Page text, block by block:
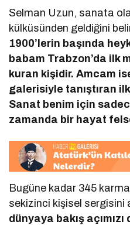
Selman Uzun, sanata
külküsünden geldiğini
1900’lerin başında
babam Trabzon’da ilk
kuran kişidir. Amcam
galerisiyle tanıştıran
Sanat benim için
zamanda bir hayat
Bugüne kadar 345
sekizinci kişisel sergisini
dünyaya bakış